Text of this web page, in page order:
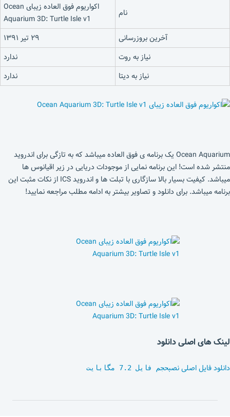
نام
اکواریوم فوق العاده زیبای Ocean
Aquarium 3D: Turtle Isle v1
آخرین بروزرسانی
۲۹ تیر ۱۳۹۱
نیاز به روت
ندارد
نیاز به دیتا
ندارد
Ocean Aquarium یک برنامه ی فوق العاده میباشد که به تازگی برای اندروید
منتشر شده است! این برنامه نمایی از موجودات دریایی در زیر اقیانوس ها
میباشد. کیفیت بسیار بالا سازگاری با تبلت ها و اندروید ICS از نکات مثبت این
برنامه میباشد. برای دانلود و تصاویر بیشتر به ادامه مطلب مراجعه نمایید!
لینک های اصلی دانلود
دانلود فایل اصلی نصبحجم فایل 7.2 مگابایت